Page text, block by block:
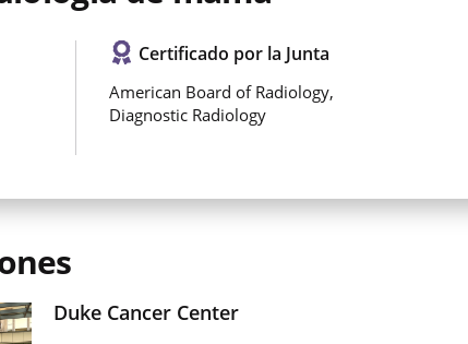
Certificado por la Junta
American Board of Radiology,
Diagnostic Radiology
Duke Cancer Center